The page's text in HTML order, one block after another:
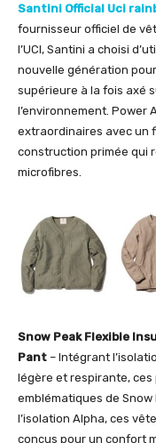
Santini Official Uci
fournisseur officiel de
l’UCI, Santini a choisi
nouvelle génération
supérieure à la fois axé
l’environnement. Power
extraordinaires avec un
construction primée qui
microfibres.
Snow Peak Flexible
Pant – Intégrant
légère et respirante,
emblématiques de
l’isolation Alpha, ces
conçus pour un confort